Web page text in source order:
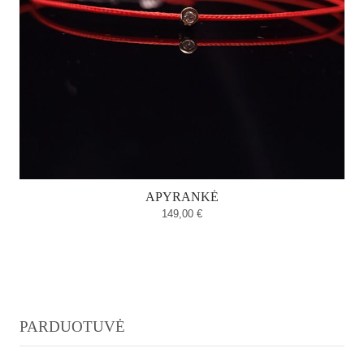
APYRANKĖ
149,00 €
PARDUOTUVĖ